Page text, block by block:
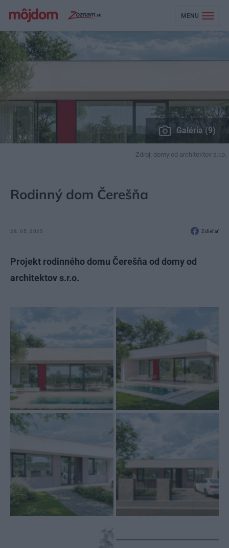
MENU
Galéria (9)
Zdroj: domy od architektov s.r.o.
Rodinný dom Čerešňa
28. 05. 2025 Zdieľať
Projekt rodinného domu Čerešňa od domy od
architektov s.r.o.